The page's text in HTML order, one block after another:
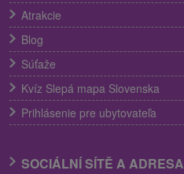
Atrakcie
Blog
Súťaže
Kvíz Slepá mapa Slovenska
Prihlásenie pre ubytovateľa
SOCIÁLNÍ SÍTĚ A ADRESA